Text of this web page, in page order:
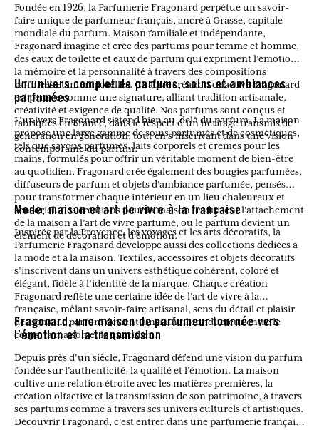
Fondée en 1926, la Parfumerie Fragonard perpétue un savoir-
faire unique de parfumeur français, ancré à Grasse, capitale
mondiale du parfum. Maison familiale et indépendante,
Fragonard imagine et crée des parfums pour femme et homme,
des eaux de toilette et eaux de parfum qui expriment l’émotion,
la mémoire et la personnalité à travers des compositions
raffinées et intemporelles. Chaque création olfactive Fragonard
est pensée comme une signature, alliant tradition artisanale,
créativité et exigence de qualité. Nos parfums sont conçus et
fabriqués en France, dans le respect d’un héritage transmis de
génération en génération, tout en s’inscrivant dans une vision
contemporaine du parfum.
Un univers complet de parfums, soins et ambiances
parfumées
L’univers Fragonard s’étend bien au-delà du parfum. La maison
propose une large gamme de soins parfumés et de cosmétiques,
tels que savons parfumés, laits corporels et crèmes pour les
mains, formulés pour offrir un véritable moment de bien-être
au quotidien. Fragonard crée également des bougies parfumées,
diffuseurs de parfum et objets d’ambiance parfumée, pensés
pour transformer chaque intérieur en un lieu chaleureux et
sensoriel. Ces créations pour la maison traduisent l’attachement
de la maison à l’art de vivre parfumé, où le parfum devient un
élément de décoration et d’émotion.
Mode, maison et art de vivre à la française
Inspirée par la Provence, les voyages et les arts décoratifs, la
Parfumerie Fragonard développe aussi des collections dédiées à
la mode et à la maison. Textiles, accessoires et objets décoratifs
s’inscrivent dans un univers esthétique cohérent, coloré et
élégant, fidèle à l’identité de la marque. Chaque création
Fragonard reflète une certaine idée de l’art de vivre à la
française, mêlant savoir-faire artisanal, sens du détail et plaisir
des sens. Le parfum devient ainsi un fil conducteur entre le
corps, la maison et le quotidien.
Fragonard, une maison de parfumeur tournée vers
l’émotion et la transmission
Depuis près d’un siècle, Fragonard défend une vision du parfum
fondée sur l’authenticité, la qualité et l’émotion. La maison
cultive une relation étroite avec les matières premières, la
création olfactive et la transmission de son patrimoine, à travers
ses parfums comme à travers ses univers culturels et artistiques.
Découvrir Fragonard, c’est entrer dans une parfumerie française